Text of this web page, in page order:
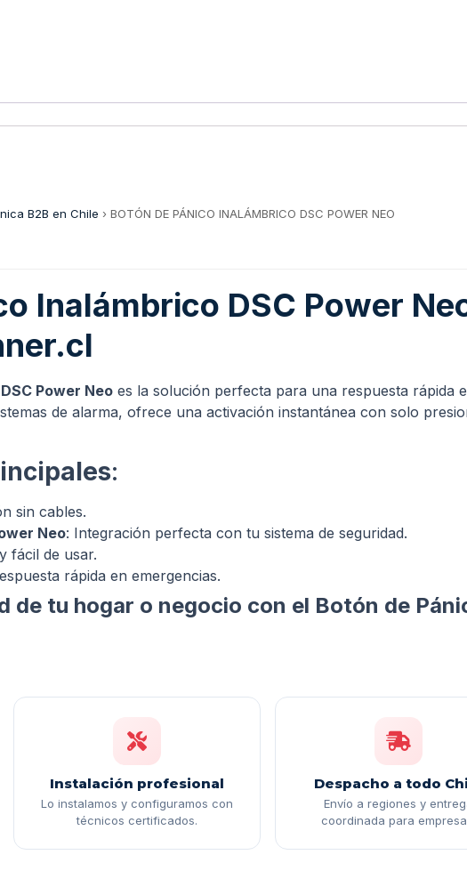
B2B en Chile › BOTÓN DE PÁNICO INALÁMBRICO DSC POWER NEO
Inalámbrico DSC Power
Power Neo es la solución perfecta para una respuesta rápida
de alarma, ofrece una activación instantánea con solo
:
sin cables.
Neo: Integración perfecta con tu sistema de seguridad.
fácil de usar.
rápida en emergencias.
de tu hogar o negocio con el Botón de
Instalación profesional
Lo instalamos y configuramos con
técnicos certificados.
Despacho a todo
Envío a regiones y
coordinada para